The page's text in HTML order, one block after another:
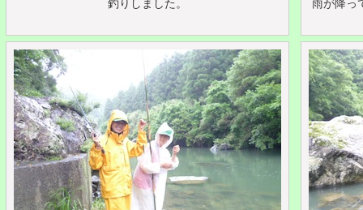
釣りしました。 雨が降っ